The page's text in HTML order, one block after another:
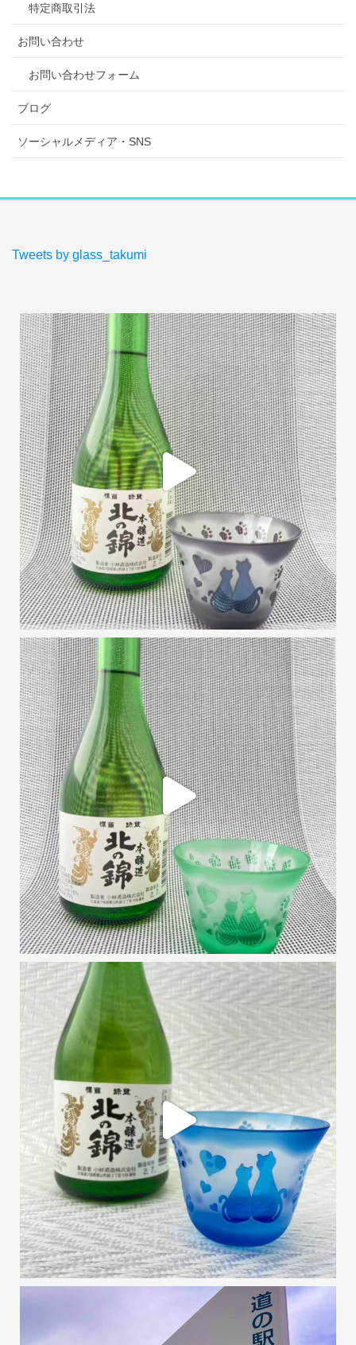
特定商取引法
お問い合わせ
お問い合わせフォーム
ブログ
ソーシャルメディア・SNS
Tweets by glass_takumi